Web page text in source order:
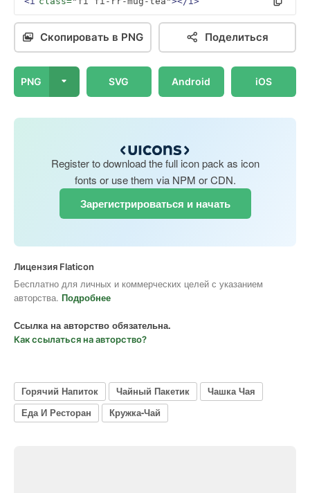
Скопировать в PNG Поделиться
PNG SVG Android iOS
Register to download the full icon pack as icon
fonts or use them via NPM or CDN.
Зарегистрироваться и начать
Лицензия Flaticon
Бесплатно для личных и коммерческих целей с указанием
авторства. Подробнее
Ссылка на авторство обязательна.
Как ссылаться на авторство?
Горячий Напиток Чайный Пакетик
Чашка Чая
Еда И Ресторан
Кружка-Чай